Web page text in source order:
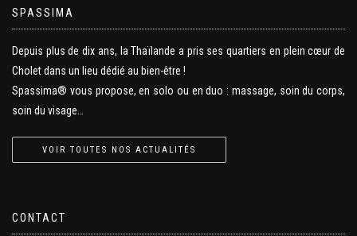
SPASSIMA
Depuis plus de dix ans, la Thaïlande a pris ses quartiers en plein cœur de
Cholet dans un lieu dédié au bien-être !
Spassima® vous propose, en solo ou en duo : massage, soin du corps,
soin du visage…
VOIR TOUTES NOS ACTUALITÉS
CONTACT